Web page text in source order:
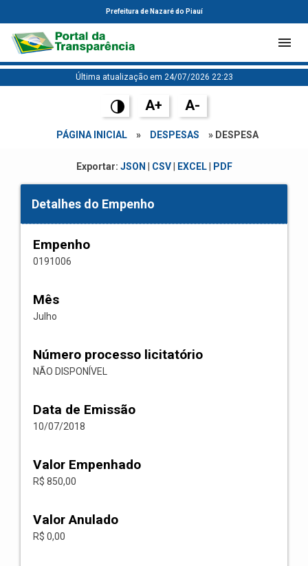
Prefeitura de Nazaré do Piauí
Última atualização em 24/07/2026 22:23
A+ A-
PÁGINA INICIAL » DESPESAS » DESPESA
Exportar: JSON CSV| EXCEL| PDF
Detalhes do Empenho
Empenho
0191006
Mês
Julho
Número processo licitatório
NÃO DISPONÍVEL
Data de Emissão
10/07/2018
Valor Empenhado
R$ 850,00
Valor Anulado
R$ 0,00